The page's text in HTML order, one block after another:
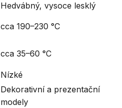
Hedvábný, vysoce lesklý
cca 190–230 °C
cca 35–60 °C
Nízké
Dekorativní a prezentační
modely